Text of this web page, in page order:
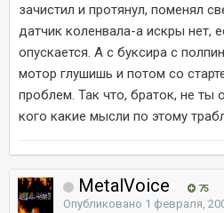
зачистил и протянул, поменял
датчик коленвала-а искры нет,
опускается. А с буксира с
мотор глушишь и потом со
проблем. Так что, браток, не ты
кого какие мысли по этому
MetalVoice 75
Опубликовано 1 февраля,